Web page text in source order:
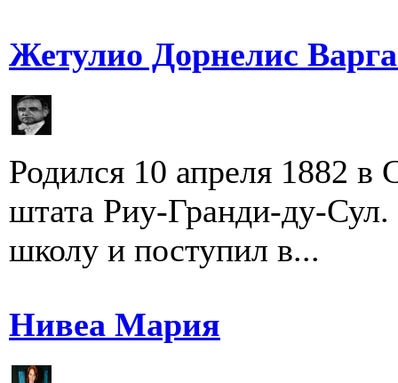
Жетулио Дорнелис
Родился 10 апреля 1882 в
штата Риу-Гранди-ду-
школу и поступил в...
Нивеа Мария